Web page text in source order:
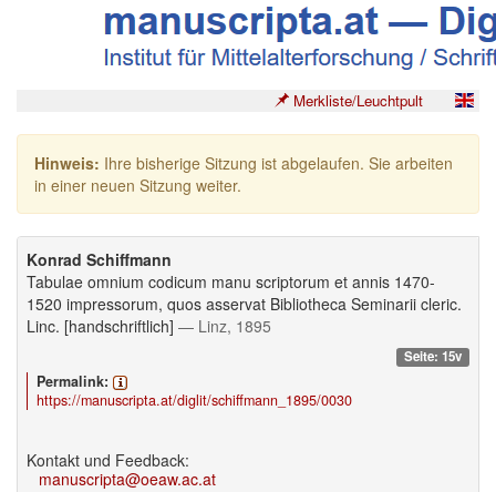
Merkliste/Leuchtpult
Hinweis: Ihre bisherige Sitzung ist abgelaufen. Sie arbeiten
in einer neuen Sitzung weiter.
Konrad Schiffmann
Tabulae omnium codicum manu scriptorum et annis 1470-
1520 impressorum, quos asservat Bibliotheca Seminarii cleric.
Linc. [handschriftlich] — Linz, 1895
Seite: 15v
Permalink:
https://manuscripta.at/diglit/schiffmann_1895/0030
Kontakt und Feedback:
manuscripta@oeaw.ac.at